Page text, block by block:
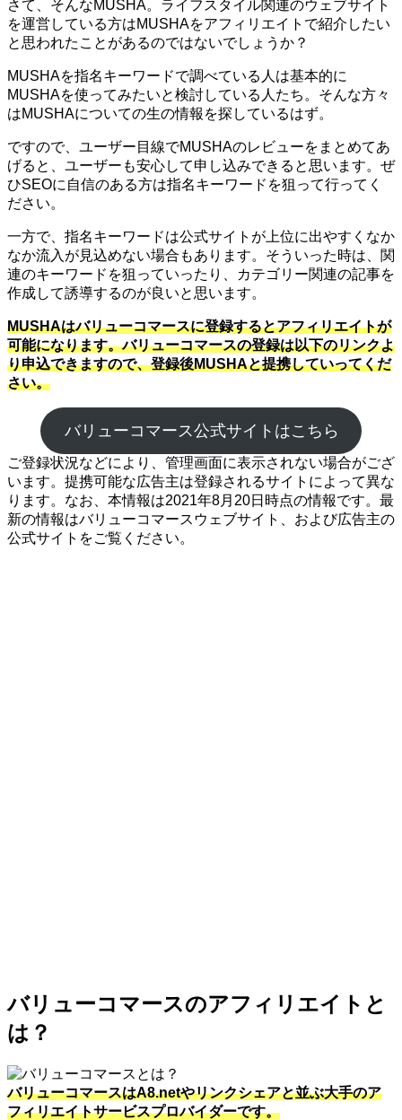
さて、そんなMUSHA。ライフスタイル関連のウェブサイト
を運営している方はMUSHAをアフィリエイトで紹介したい
と思われたことがあるのではないでしょうか？
MUSHAを指名キーワードで調べている人は基本的に
MUSHAを使ってみたいと検討している人たち。そんな方々
はMUSHAについての生の情報を探しているはず。
ですので、ユーザー目線でMUSHAのレビューをまとめてあ
げると、ユーザーも安心して申し込みできると思います。ぜ
ひSEOに自信のある方は指名キーワードを狙って行ってく
ださい。
一方で、指名キーワードは公式サイトが上位に出やすくなか
なか流入が見込めない場合もあります。そういった時は、関
連のキーワードを狙っていったり、カテゴリー関連の記事を
作成して誘導するのが良いと思います。
MUSHAはバリューコマースに登録するとアフィリエイトが
可能になります。バリューコマースの登録は以下のリンクよ
り申込できますので、登録後MUSHAと提携していってくだ
さい。
バリューコマース公式サイトはこちら
ご登録状況などにより、管理画面に表示されない場合がござ
います。提携可能な広告主は登録されるサイトによって異な
ります。なお、本情報は2021年8月20日時点の情報です。最
新の情報はバリューコマースウェブサイト、および広告主の
公式サイトをご覧ください。
バリューコマースのアフィリエイトと
は？
バリューコマースはA8.netやリンクシェアと並ぶ大手のア
フィリエイトサービスプロバイダーです。